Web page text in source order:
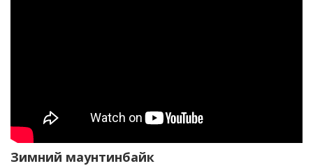
Зимний маунтинбайк